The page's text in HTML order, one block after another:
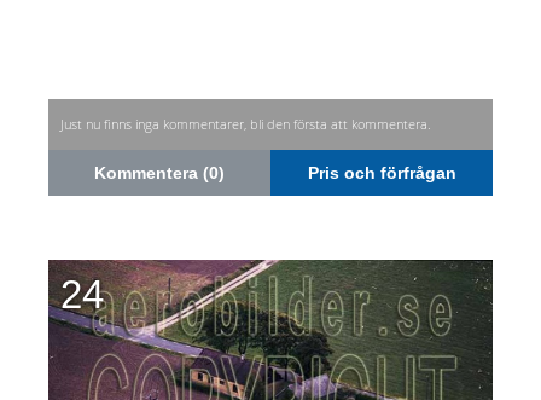
Just nu finns inga kommentarer, bli den första att kommentera.
Kommentera (0) Pris och förfrågan
24